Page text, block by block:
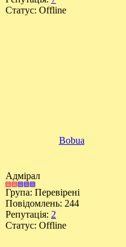
Статус: Offline
Bobua
Адмірал
Група: Перевірені
Повідомлень: 244
Репутація: 2
Статус: Offline